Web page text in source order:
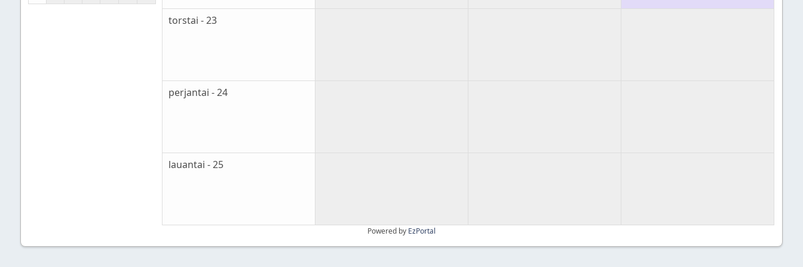
torstai - 23
perjantai - 24
lauantai - 25
Powered by EzPortal